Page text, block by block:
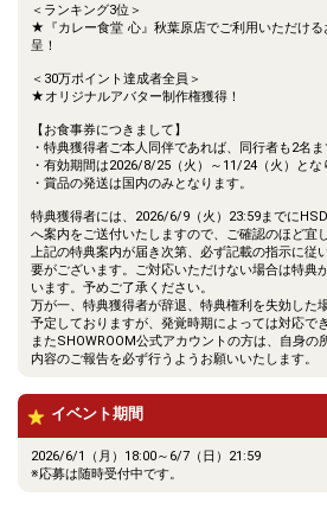
＜ランキング3位＞
★『カレー食堂 心』秋葉原店でご利用いただける
呈！
＜30万ポイント達成者全員＞
★オリジナルアバター制作権獲得！
【お食事券につきまして】
・特典獲得者ご本人同伴であれば、同行者も2名ま
・有効期間は2026/8/25（火）～11/24（火）とな
・賞品の発送は国内のみとなります。
特典獲得者には、2026/6/9（火）23:59までに
へ案内をご送付いたしますので、ご確認のほど宜
上記の特典案内が届き次第、必ず記載の指示に従
要がございます。ご対応いただけない場合は特典
います。予めご了承ください。
万が一、特典獲得者が辞退、特典権利を失効した
予定しておりますが、発覚時期によっては対応で
またSHOWROOM公式アカウントの方は、自身の
内容のご報告を必ず行うようお願いいたします。
イベント期間
2026/6/1（月）18:00～6/7（日）21:59
※応募は随時受付中です。